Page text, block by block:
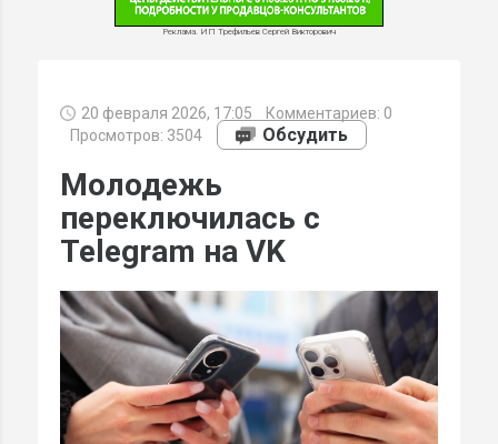
Реклама. ИП Трефильев Сергей Викторович
20 февраля 2026, 17:05 Комментариев: 0
Просмотров: 3504
Обсудить
Молодежь
переключилась с
Telegram на VK